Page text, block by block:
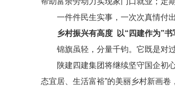
一件件民生实事，一次次真情付
乡村振兴有高度 以“四建作为”书
锦旗虽轻，分量千钧。它既是对
陕建四建集团将继续坚守国企初
态宜居、生活富裕”的美丽乡村新画